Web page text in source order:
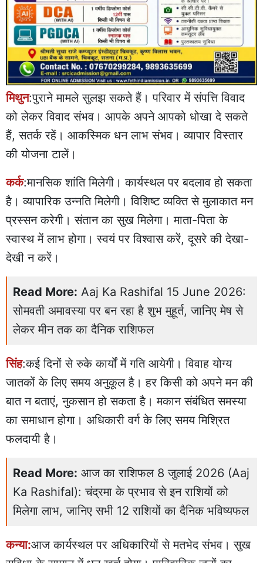
मिथुन:पुराने मामले सुलझ सकते हैं। परिवार में संपत्ति विवाद
को लेकर विवाद संभव। आपके अपने आपको धोखा दे सकते
हैं, सतर्क रहें। आकस्मिक धन लाभ संभव। व्यापार विस्तार
की योजना टालें।
कर्क:मानसिक शांति मिलेगी। कार्यस्थल पर बदलाव हो सकता
है। व्यापारिक उन्नति मिलेगी। विशिष्ट व्यक्ति से मुलाकात मन
प्रस्सन करेगी। संतान का सुख मिलेगा। माता-पिता के
स्वास्थ में लाभ होगा। स्वयं पर विश्वास करें, दूसरे की देखा-
देखी न करें।
Read More: Aaj Ka Rashifal 15 June 2026:
सोमवती अमावस्या पर बन रहा है शुभ मुहूर्त, जानिए मेष से
लेकर मीन तक का दैनिक राशिफल
सिंह:कई दिनों से रुके कार्यों में गति आयेगी। विवाह योग्य
जातकों के लिए समय अनुकूल है। हर किसी को अपने मन की
बात न बताएं, नुकसान हो सकता है। मकान संबंधित समस्या
का समाधान होगा। अधिकारी वर्ग के लिए समय मिश्रित
फलदायी है।
Read More: आज का राशिफल 8 जुलाई 2026 (Aaj
Ka Rashifal): चंद्रमा के प्रभाव से इन राशियों को
मिलेगा लाभ, जानिए सभी 12 राशियों का दैनिक भविष्यफल
कन्या:आज कार्यस्थल पर अधिकारियों से मतभेद संभव। सुख